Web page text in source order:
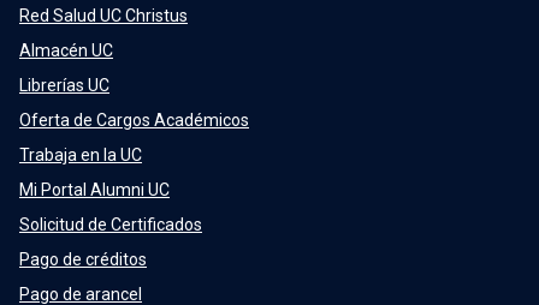
Red Salud UC Christus
Almacén UC
Librerías UC
Oferta de Cargos Académicos
Trabaja en la UC
Mi Portal Alumni UC
Solicitud de Certificados
Pago de créditos
Pago de arancel